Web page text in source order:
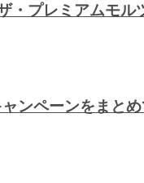
・プレミアムモル
ンペーンをまと